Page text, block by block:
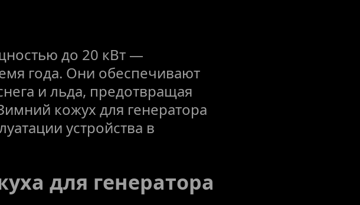
до 20 кВт —
года. Они обеспечивают
и льда, предотвращая
кожух для генератора
устройства в
для генератора